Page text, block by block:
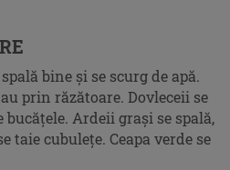
bine şi se scurg de apă.
prin răzătoare. Dovleceii se
bucăţele. Ardeii graşi se spală,
taie cubuleţe. Ceapa verde se